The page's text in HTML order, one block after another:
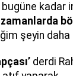
kadar
zamanlarda
şeyin daha
derdi